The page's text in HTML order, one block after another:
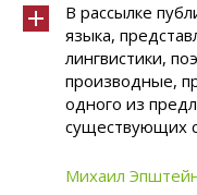
В рассылке
языка,
лингвистики,
производные,
одного из
существующих
Михаил